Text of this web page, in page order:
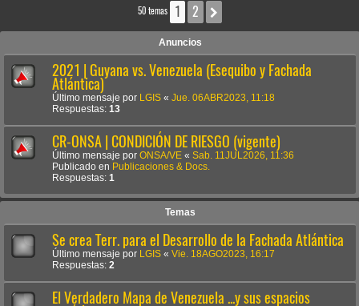
50 temas 1 2
Anuncios
2021 | Guyana vs. Venezuela (Esequibo y Fachada
Atlántica)
Último mensaje por LGIS « Jue. 06ABR2023, 11:18
Respuestas: 13
CR-ONSA | CONDICIÓN DE RIESGO (vigente)
Último mensaje por ONSA/VE « Sab. 11JUL2026, 11:36
Publicado en Publicaciones & Docs.
Respuestas: 1
Temas
Se crea Terr. para el Desarrollo de la Fachada Atlántica
Último mensaje por LGIS « Vie. 18AGO2023, 16:17
Respuestas: 2
El Verdadero Mapa de Venezuela ...y sus espacios